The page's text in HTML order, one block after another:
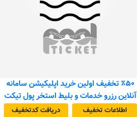
٪۵۰ تخفیف اولین خرید اپلیکیشن سامانه
آنلاین رزرو خدمات و بلیط استخر پول تیکت
اطلاعات تخفیف دریافت کد‌تخفیف